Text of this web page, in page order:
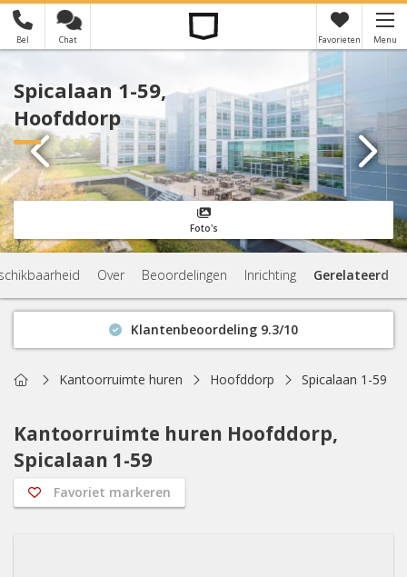
Bel Chat Favorieten Menu
Spicalaan 1-59,
Hoofddorp
Foto's
Over Beoordelingen Inrichting Gerelateerd
Klantenbeoordeling 9.3/10
Actuele beschikbaarheid
HomeKantoorruimte huren Hoofddorp Spicalaan 1-59
Kantoorruimte huren Hoofddorp,
Spicalaan 1-59
Favoriet markeren